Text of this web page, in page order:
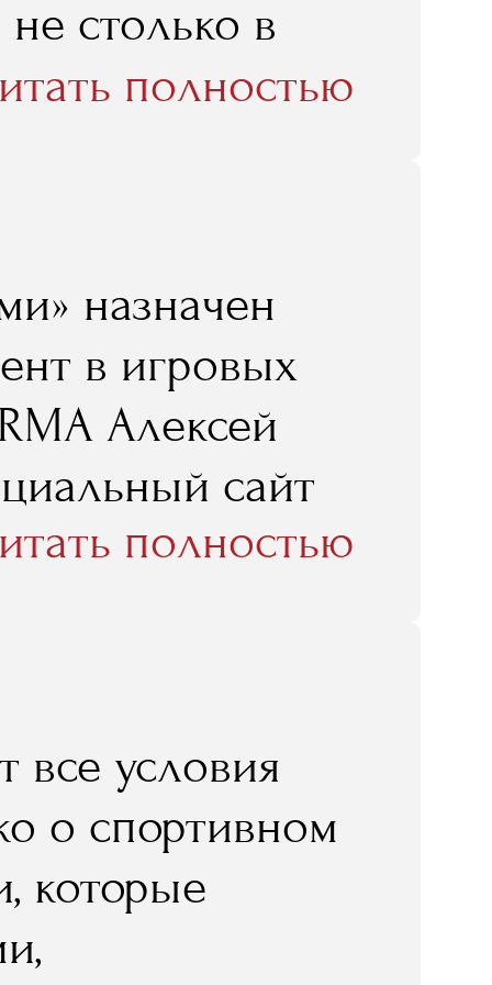
столько в
люди
лекциями,
походить
интересно.
для меня
то, что
нам,
самых
церемониях,
бизнесе».
полностью
назначен
в игровых
Алексей
сайт
полностью
все условия
о спортивном
которые